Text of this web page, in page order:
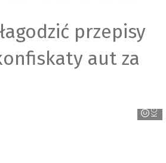
przepisy
aut za
KGP